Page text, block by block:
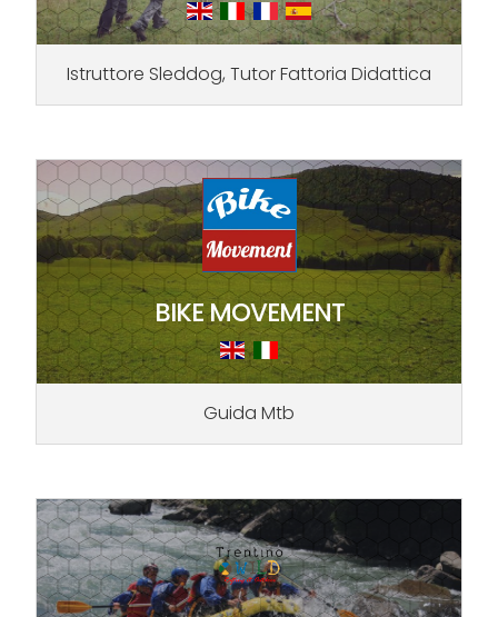
Istruttore Sleddog, Tutor Fattoria Didattica
BIKE MOVEMENT
Guida Mtb